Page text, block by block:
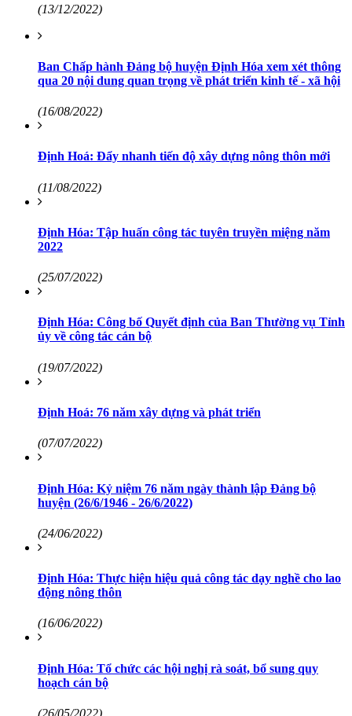
(13/12/2022)
Ban Chấp hành Đảng bộ huyện Định Hóa xem xét thông
qua 20 nội dung quan trọng về phát triển kinh tế - xã hội
(16/08/2022)
Định Hoá: Đẩy nhanh tiến độ xây dựng nông thôn mới
(11/08/2022)
Định Hóa: Tập huấn công tác tuyên truyền miệng năm
2022
(25/07/2022)
Định Hóa: Công bố Quyết định của Ban Thường vụ Tỉnh
ủy về công tác cán bộ
(19/07/2022)
Định Hoá: 76 năm xây dựng và phát triển
(07/07/2022)
Định Hóa: Kỷ niệm 76 năm ngày thành lập Đảng bộ
huyện (26/6/1946 - 26/6/2022)
(24/06/2022)
Định Hóa: Thực hiện hiệu quả công tác dạy nghề cho lao
động nông thôn
(16/06/2022)
Định Hóa: Tổ chức các hội nghị rà soát, bổ sung quy
hoạch cán bộ
(26/05/2022)